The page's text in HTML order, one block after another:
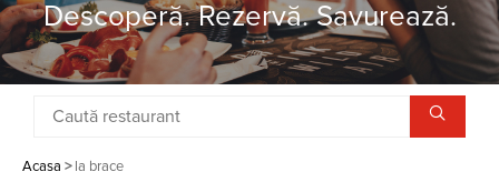
Descoperă. Rezervă. Savurează.
Acasa > la brace